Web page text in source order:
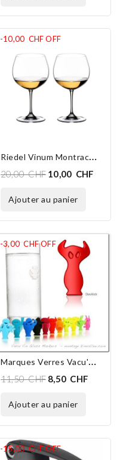
R
Iedel Vinum Montrachet (en Stock 4 P)
20,00 CHF
-10,00 CHFOFF
10,00 CHF
ajouter au panier
M
Arques Verres Vacu'Vin "Party People"
11,50 CHF
-3,00 CHFOFF
8,50 CHF
ajouter au panier
-15,00 CHFOFF